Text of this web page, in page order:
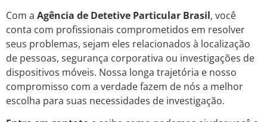
Com a Agência de Detetive Particular Brasil, você
conta com profissionais comprometidos em resolver
seus problemas, sejam eles relacionados à localização
de pessoas, segurança corporativa ou investigações de
dispositivos móveis. Nossa longa trajetória e nosso
compromisso com a verdade fazem de nós a melhor
escolha para suas necessidades de investigação.